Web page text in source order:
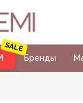
Бренды